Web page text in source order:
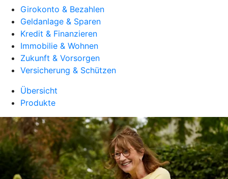
Girokonto & Bezahlen
Geldanlage & Sparen
Kredit & Finanzieren
Immobilie & Wohnen
Zukunft & Vorsorgen
Versicherung & Schützen
Übersicht
Produkte